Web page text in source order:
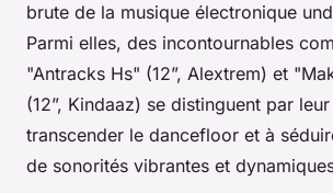
brute de la musique électronique
Parmi elles, des incontournables
"Antracks Hs" (12”, Alextrem) et
(12”, Kindaaz) se distinguent par
transcender le dancefloor et à
de sonorités vibrantes et